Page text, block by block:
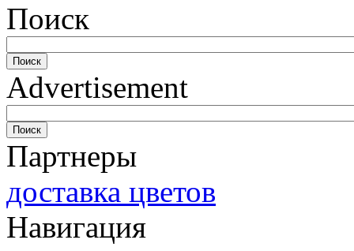
Поиск
Advertisement
Партнеры
доставка цветов
Навигация